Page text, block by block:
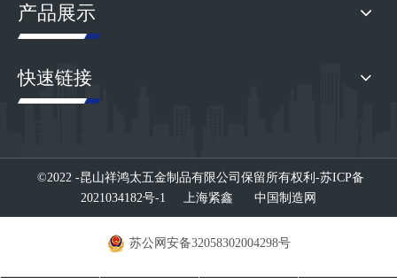
产品展示
快速链接
©2022 -昆山祥鸿太五金制品有限公司 保留所有权利-苏ICP备
2021034182号-1
上海紧鑫 中国制造网
苏公网安备32058302004298号